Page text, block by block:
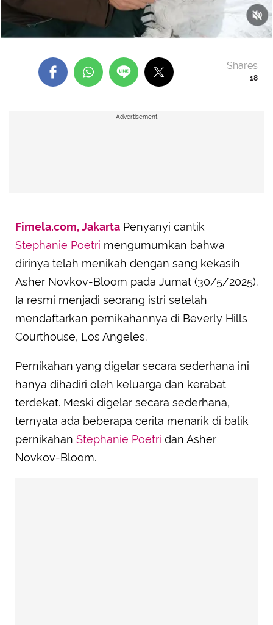
18
Shares
Advertisement
Fimela.com, Jakarta Penyanyi cantik
Stephanie Poetri mengumumkan bahwa
dirinya telah menikah dengan sang kekasih
Asher Novkov-Bloom pada Jumat (30/5/2025).
Ia resmi menjadi seorang istri setelah
mendaftarkan pernikahannya di Beverly Hills
Courthouse, Los Angeles.
Pernikahan yang digelar secara sederhana ini
hanya dihadiri oleh keluarga dan kerabat
terdekat. Meski digelar secara sederhana,
ternyata ada beberapa cerita menarik di balik
pernikahan Stephanie Poetri dan Asher
Novkov-Bloom.